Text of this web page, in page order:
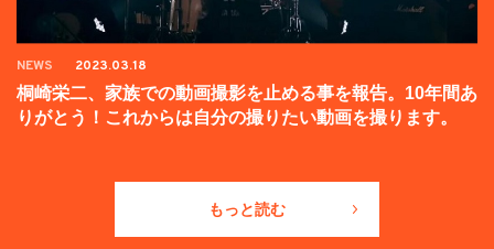
NEWS 2023.03.18
桐崎栄二、家族での動画撮影を止める事を報告。10年間あ
りがとう！これからは自分の撮りたい動画を撮ります。
もっと読む